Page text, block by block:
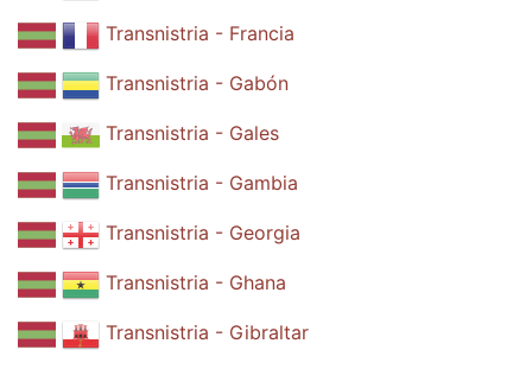
Transnistria - Francia
Transnistria - Gabón
Transnistria - Gales
Transnistria - Gambia
Transnistria - Georgia
Transnistria - Ghana
Transnistria - Gibraltar